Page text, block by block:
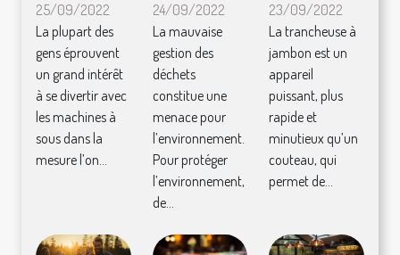
25/09/2022
La plupart des
gens éprouvent
un grand intérêt
à se divertir avec
les machines à
sous dans la
mesure l’on...
24/09/2022
La mauvaise
gestion des
déchets
constitue une
menace pour
l’environnement.
Pour protéger
l’environnement,
de...
23/09/2022
La trancheuse à
jambon est un
appareil
puissant, plus
rapide et
minutieux qu’un
couteau, qui
permet de...